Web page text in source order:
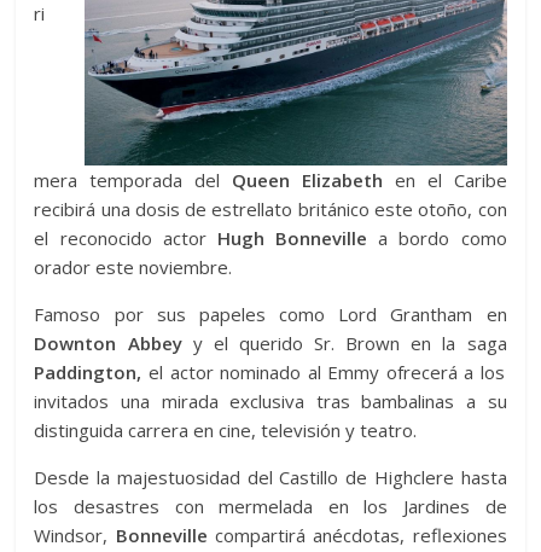
ri
mera temporada del Queen Elizabeth en el Caribe
recibirá una dosis de estrellato británico este otoño, con
el reconocido actorHugh Bonneville a bordo como
orador este noviembre.
Famoso por sus papeles como Lord Grantham en
Downton Abbeyy el querido Sr. Brown en la saga
Paddington, el actor nominado al Emmy ofrecerá a los
invitados una mirada exclusiva tras bambalinas a su
distinguida carrera en cine, televisión y teatro.
Desde la majestuosidad del Castillo de Highclere hasta
los desastres con mermelada en los Jardines de
Windsor, Bonneville compartirá anécdotas, reflexiones